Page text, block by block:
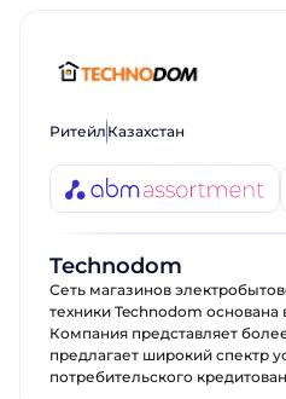
Ритейл Казахстан
Technodom
Сеть магазинов
техники Technodom основана
Компания представляет
предлагает широкий спектр
потребительского